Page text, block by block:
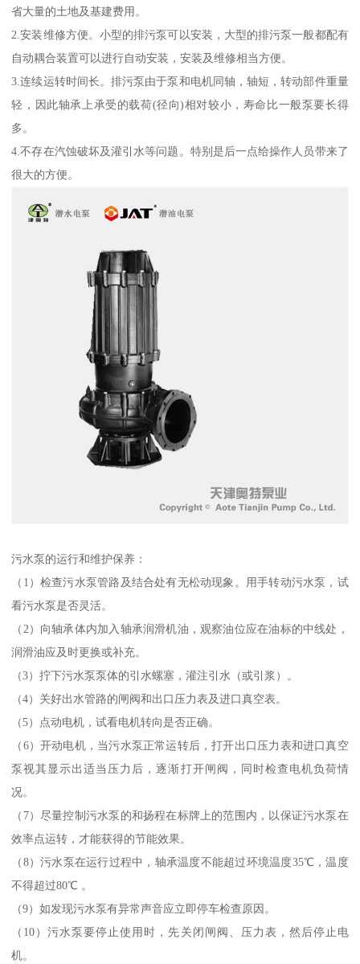
省大量的土地及基建费用。
2.安装维修方便。小型的排污泵可以安装，大型的排污泵一般都配有
自动耦合装置可以进行自动安装，安装及维修相当方便。
3.连续运转时间长。排污泵由于泵和电机同轴，轴短，转动部件重量
轻，因此轴承上承受的载荷(径向)相对较小，寿命比一般泵要长得
多。
4.不存在汽蚀破坏及灌引水等问题。特别是后一点给操作人员带来了
很大的方便。
污水泵的运行和维护保养：
（1）检查污水泵管路及结合处有无松动现象。用手转动污水泵，试
看污水泵是否灵活。
（2）向轴承体内加入轴承润滑机油，观察油位应在油标的中线处，
润滑油应及时更换或补充。
（3）拧下污水泵泵体的引水螺塞，灌注引水（或引浆）。
（4）关好出水管路的闸阀和出口压力表及进口真空表。
（5）点动电机，试看电机转向是否正确。
（6）开动电机，当污水泵正常运转后，打开出口压力表和进口真空
泵视其显示出适当压力后，逐渐打开闸阀，同时检查电机负荷情
况。
（7）尽量控制污水泵的和扬程在标牌上的范围内，以保证污水泵在
效率点运转，才能获得的节能效果。
（8）污水泵在运行过程中，轴承温度不能超过环境温度35℃，温度
不得超过80℃ 。
（9）如发现污水泵有异常声音应立即停车检查原因。
（10）污水泵要停止使用时，先关闭闸阀、压力表，然后停止电
机。